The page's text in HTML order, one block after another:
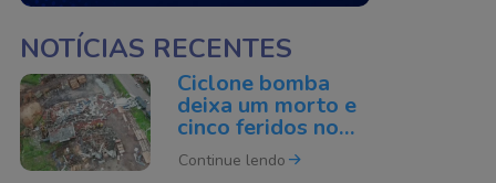
NOTÍCIAS RECENTES
Ciclone bomba
deixa um morto e
cinco feridos no
Rio Grande do Sul
Continue lendo